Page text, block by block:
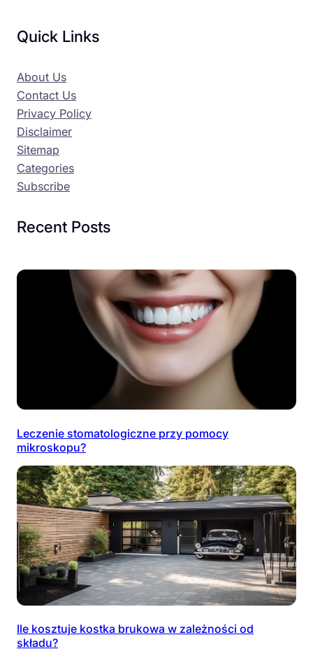
Quick Links
About Us
Contact Us
Privacy Policy
Disclaimer
Sitemap
Categories
Subscribe
Recent Posts
Leczenie stomatologiczne przy pomocy
mikroskopu?
Ile kosztuje kostka brukowa w zależności od
składu?